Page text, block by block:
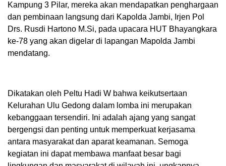
Kampung 3 Pilar, mereka akan mendapatkan penghargaan
dan pembinaan langsung dari Kapolda Jambi, Irjen Pol
Drs. Rusdi Hartono M.Si, pada upacara HUT Bhayangkara
ke-78 yang akan digelar di lapangan Mapolda Jambi
mendatang.
Dikatakan oleh Peltu Hadi W bahwa keikutsertaan
Kelurahan Ulu Gedong dalam lomba ini merupakan
kebanggaan tersendiri. Ini adalah ajang yang sangat
bergengsi dan penting untuk memperkuat kerjasama
antara masyarakat dan aparat keamanan. Semoga
kegiatan ini dapat membawa manfaat besar bagi